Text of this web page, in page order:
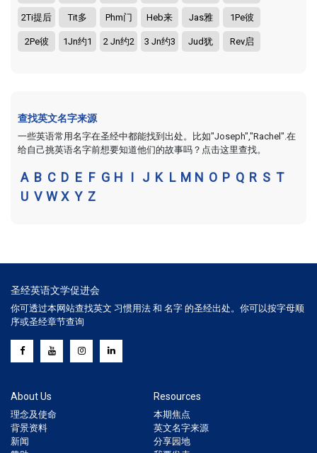
2Ti提后 Tit多 Phm门 Heb来 Jas雅 1Pe彼
2Pe彼 1Jn约1 2 Jn约2 3 Jn约3 Jud犹 Rev启
查找英文名字来源
一些英语常用名字在圣经中都能找到出处。比如"Joseph","Rachel".在
给自己挑英语名字前想要知道他们的故事吗？点击这里查找。
A B C D E F G H I J K L M N O P Q R S T
U V W X Y Z
圣经英语文学促进会
你可透过本网站查找英文 习惯用法 和 名字 的圣经出处。你可以按字母顺
序或圣经章节查询
About Us
理念及使命
背景资料
新闻
Resources
本期焦点
英文名字来源
分享园地